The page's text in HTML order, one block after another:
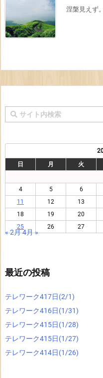
涅槃見えず。
日
月 火
4
5 6
11
12 13
18
19 20
25
26 27
« 2月4月 »
最近の投稿
テレワーク417日(2/1)
テレワーク416日(1/31)
テレワーク415日(1/28)
テレワーク415日(1/27)
テレワーク414日(1/26)